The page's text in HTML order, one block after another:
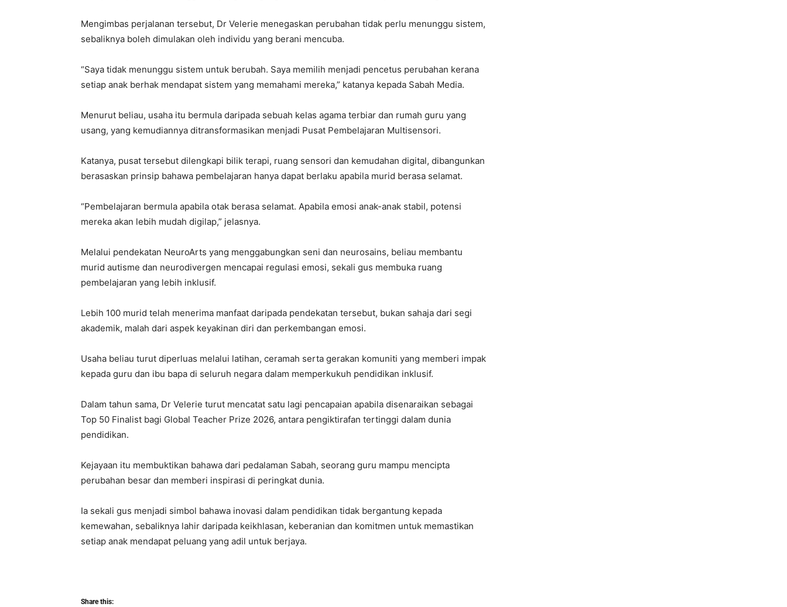
Mengimbas perjalanan tersebut, Dr Velerie menegaskan perubahan tidak perlu menunggu sistem,
sebaliknya boleh dimulakan oleh individu yang berani mencuba.
“Saya tidak menunggu sistem untuk berubah. Saya memilih menjadi pencetus perubahan kerana
setiap anak berhak mendapat sistem yang memahami mereka,” katanya kepada Sabah Media.
Menurut beliau, usaha itu bermula daripada sebuah kelas agama terbiar dan rumah guru yang
usang, yang kemudiannya ditransformasikan menjadi Pusat Pembelajaran Multisensori.
Katanya, pusat tersebut dilengkapi bilik terapi, ruang sensori dan kemudahan digital, dibangunkan
berasaskan prinsip bahawa pembelajaran hanya dapat berlaku apabila murid berasa selamat.
“Pembelajaran bermula apabila otak berasa selamat. Apabila emosi anak-anak stabil, potensi
mereka akan lebih mudah digilap,” jelasnya.
Melalui pendekatan NeuroArts yang menggabungkan seni dan neurosains, beliau membantu
murid autisme dan neurodivergen mencapai regulasi emosi, sekali gus membuka ruang
pembelajaran yang lebih inklusif.
Lebih 100 murid telah menerima manfaat daripada pendekatan tersebut, bukan sahaja dari segi
akademik, malah dari aspek keyakinan diri dan perkembangan emosi.
Usaha beliau turut diperluas melalui latihan, ceramah serta gerakan komuniti yang memberi impak
kepada guru dan ibu bapa di seluruh negara dalam memperkukuh pendidikan inklusif.
Dalam tahun sama, Dr Velerie turut mencatat satu lagi pencapaian apabila disenaraikan sebagai
Top 50 Finalist bagi Global Teacher Prize 2026, antara pengiktirafan tertinggi dalam dunia
pendidikan.
Kejayaan itu membuktikan bahawa dari pedalaman Sabah, seorang guru mampu mencipta
perubahan besar dan memberi inspirasi di peringkat dunia.
Ia sekali gus menjadi simbol bahawa inovasi dalam pendidikan tidak bergantung kepada
kemewahan, sebaliknya lahir daripada keikhlasan, keberanian dan komitmen untuk memastikan
setiap anak mendapat peluang yang adil untuk berjaya.
Share this: